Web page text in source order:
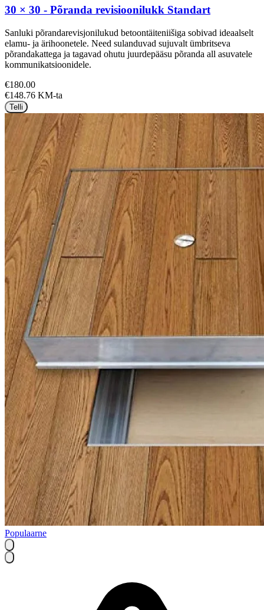
30 × 30 - Põranda revisioonilukk Standart
Sanluki põrandarevisjonilukud betoontäiteniišiga sobivad ideaalselt
elamu- ja ärihoonetele. Need sulanduvad sujuvalt ümbritseva
põrandakattega ja tagavad ohutu juurdepääsu põranda all asuvatele
kommunikatsioonidele.
€180.00
€148.76 KM-ta
Telli
Populaarne